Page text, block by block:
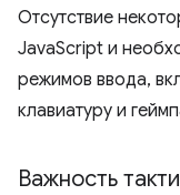
Отсутствие
JavaScript и
режимов ввода,
клавиатуру и
Важность